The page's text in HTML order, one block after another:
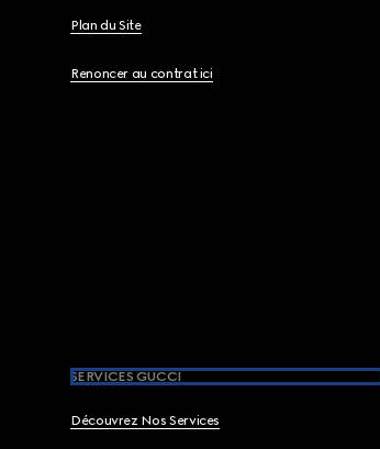
Plan du Site
Renoncer au contrat ici
SERVICES GUCCI
Découvrez Nos Services